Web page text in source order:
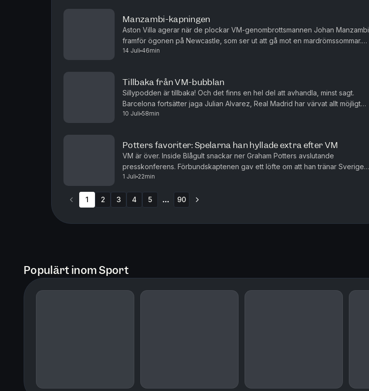
Manzambi-kapningen
Aston Villa agerar när de plockar VM-genombrottsmannen Johan Manzambi
framför ögonen på Newcastle, som ser ut att gå mot en mardrömssommar.
Samtidigt flyttar Youri Tielemans från Villa till Manchester...
14 Juli 46min
Tillbaka från VM-bubblan
Sillypodden är tillbaka! Och det finns en hel del att avhandla, minst sagt.
Barcelona fortsätter jaga Julian Alvarez, Real Madrid har värvat allt möjligt
Mourinhokompatibelt och Spurs har slagit trans...
10 Juli 58min
Potters favoriter: Spelarna han hyllade extra efter VM
VM är över. Inside Blågult snackar ner Graham Potters avslutande
presskonferens. Förbundskaptenen gav ett löfte om att han tränar Sverige
fram till EM 2028. Vågar man lita på det? Dessutom gav Potter ...
1 Juli 22min
1 2 3 4 5 90
Populärt inom Sport